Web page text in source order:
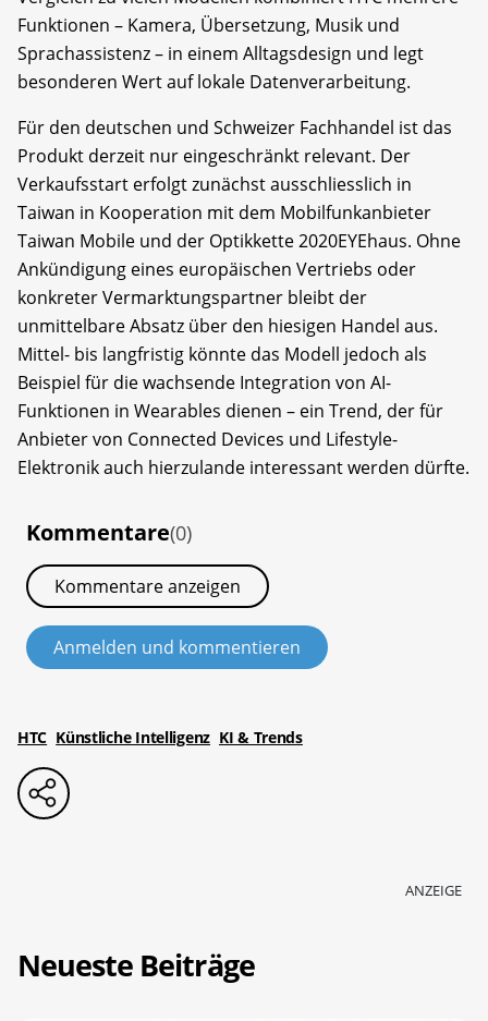
Funktionen – Kamera, Übersetzung, Musik und
Sprachassistenz – in einem Alltagsdesign und legt
besonderen Wert auf lokale Datenverarbeitung.
Für den deutschen und Schweizer Fachhandel ist das
Produkt derzeit nur eingeschränkt relevant. Der
Verkaufsstart erfolgt zunächst ausschliesslich in
Taiwan in Kooperation mit dem Mobilfunkanbieter
Taiwan Mobile und der Optikkette 2020EYEhaus. Ohne
Ankündigung eines europäischen Vertriebs oder
konkreter Vermarktungspartner bleibt der
unmittelbare Absatz über den hiesigen Handel aus.
Mittel- bis langfristig könnte das Modell jedoch als
Beispiel für die wachsende Integration von AI-
Funktionen in Wearables dienen – ein Trend, der für
Anbieter von Connected Devices und Lifestyle-
Elektronik auch hierzulande interessant werden dürfte.
Kommentare(0)
Kommentare anzeigen
Anmelden und kommentieren
HTC Künstliche Intelligenz KI & Trends
ANZEIGE
Neueste Beiträge